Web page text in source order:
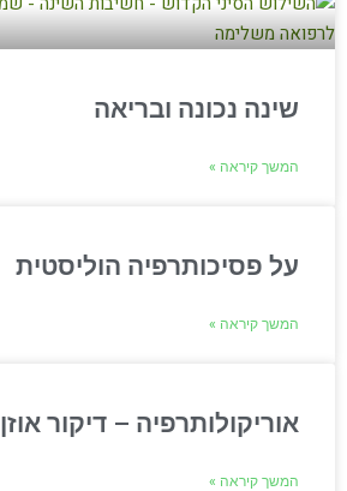
שינה נכונה ובריאה
המשך קיראה »
על פסיכותרפיה הוליסטית
המשך קיראה »
אוריקולותרפיה – דיקור אוזן
המשך קיראה »